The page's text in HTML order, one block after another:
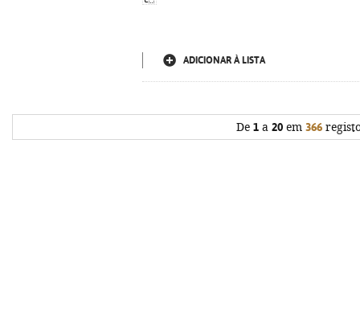
ADICIONAR À LISTA
De 1 a 20 em 366